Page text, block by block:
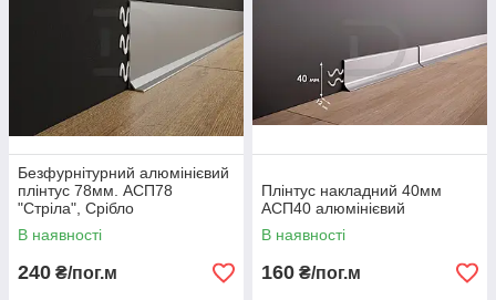
Безфурнітурний алюмінієвий
плінтус 78мм. АСП78
"Стріла", Срібло
В наявності
240 ₴/пог.м
Плінтус накладний 40мм
АСП40 алюмінієвий
В наявності
160 ₴/пог.м